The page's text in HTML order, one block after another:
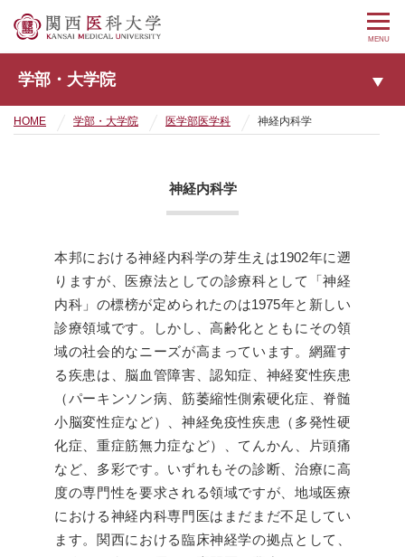
MENU
学部・大学院
HOME 学部・大学院 医学部医学科 神経内科学
神経内科学
本邦における神経内科学の芽生えは1902年に遡
りますが、医療法としての診療科として「神経
内科」の標榜が定められたのは1975年と新しい
診療領域です。しかし、高齢化とともにその領
域の社会的なニーズが高まっています。網羅す
る疾患は、脳血管障害、認知症、神経変性疾患
（パーキンソン病、筋萎縮性側索硬化症、脊髄
小脳変性症など）、神経免疫性疾患（多発性硬
化症、重症筋無力症など）、てんかん、片頭痛
など、多彩です。いずれもその診断、治療に高
度の専門性を要求される領域ですが、地域医療
における神経内科専門医はまだまだ不足してい
ます。関西における臨床神経学の拠点として、